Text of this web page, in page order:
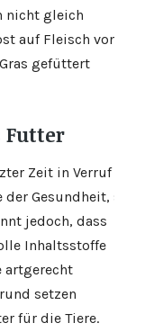
nicht gleich
auf Fleisch von
gefüttert
Futter
Zeit in Verruf
Gesundheit, so
jedoch, dass
Inhaltsstoffe
artgerecht
setzen
für die Tiere.